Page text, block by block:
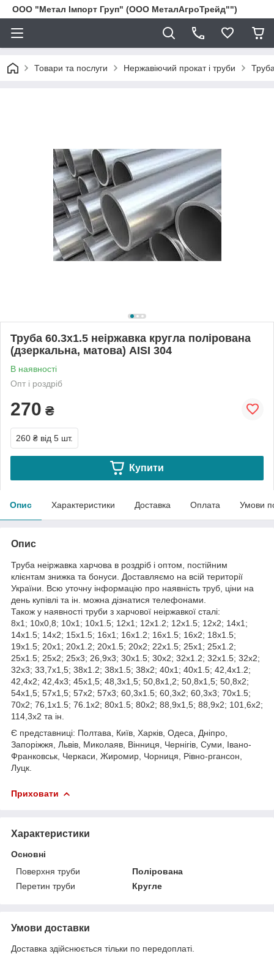
ООО "Метал Імпорт Груп" (ООО МеталАгроТрейд"")
Товари та послуги Нержавіючий прокат і труби
Труба 60.3х1.5 неіржавка кругла полірована
(дзеркальна, матова) АІSI 304
В наявності
Опт і роздріб
270 ₴
260 ₴ від 5 шт.
Купити
Опис Характеристики Доставка Оплата Умови
Опис
Труба неіржавка харчова в роздріб і оптом, постійним
клієнтам знижка та бонуси. Доставляємо на всій території
України. Всю уточну інформацію про наявність труб, ціни на
день купівлі та ін. можна дізнатися телефонами.
Також у наявності труби з харчової неіржавкої сталі:
8х1; 10х0,8; 10х1; 10х1.5; 12х1; 12х1.2; 12х1.5; 12х2; 14х1;
14х1.5; 14х2; 15х1.5; 16х1; 16х1.2; 16х1.5; 16х2; 18х1.5;
19х1.5; 20х1; 20х1.2; 20х1.5; 20х2; 22х1.5; 25х1; 25х1.2;
25х1.5; 25х2; 25х3; 26,9х3; 30х1.5; 30х2; 32х1.2; 32х1.5; 32х2;
32х3; 33,7х1,5; 38х1.2; 38х1.5; 38х2; 40х1; 40х1.5; 42,4х1.2;
42,4х2; 42,4х3; 45х1,5; 48,3х1,5; 50,8х1,2; 50,8х1,5; 50,8х2;
54х1,5; 57х1,5; 57х2; 57х3; 60,3х1.5; 60,3х2; 60,3х3; 70х1.5;
70х2; 76,1х1.5; 76.1х2; 80х1.5; 80х2; 88,9х1,5; 88,9х2; 101,6х2;
114,3х2 та ін.
Є представниці: Полтава, Київ, Харків, Одеса, Дніпро,
Запоріжжя, Львів, Миколаяв, Вінниця, Чернігів, Суми, Івано-
Франковськ, Черкаси, Жиромир, Чорниця, Рівно-ргансон,
Луцк.
Приховати
Характеристики
Основні
Поверхня труби
Полірована
Перетин труби
Кругле
Умови доставки
Доставка здійснюється тільки по передоплаті.